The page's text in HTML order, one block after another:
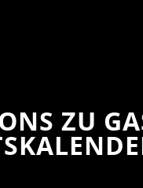
ZU